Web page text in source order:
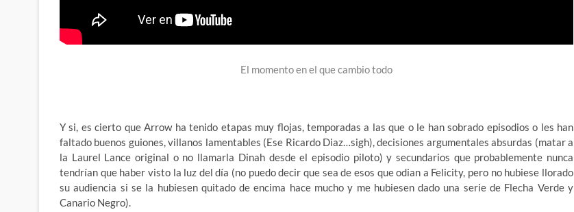
El momento en el que cambio todo
Y si, es cierto que Arrow ha tenido etapas muy flojas, temporadas a las que o le han sobrado episodios o les han
faltado buenos guiones, villanos lamentables (Ese Ricardo Diaz…sigh), decisiones argumentales absurdas (matar a
la Laurel Lance original o no llamarla Dinah desde el episodio piloto) y secundarios que probablemente nunca
tendrían que haber visto la luz del día (no puedo decir que sea de esos que odian a Felicity, pero no hubiese llorado
su audiencia si se la hubiesen quitado de encima hace mucho y me hubiesen dado una serie de Flecha Verde y
Canario Negro).